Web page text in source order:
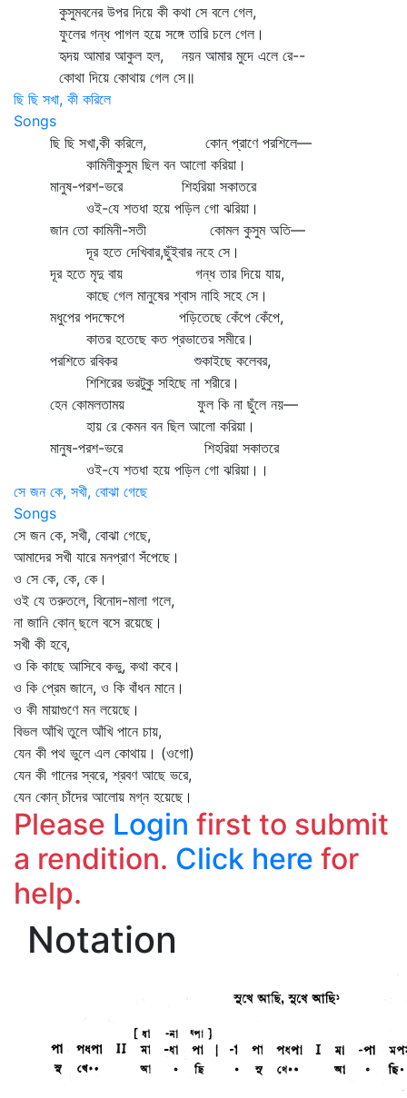
কুসুমবনের উপর দিয়ে কী কথা সে বলে গেল,
ফুলের গন্ধ পাগল হয়ে সঙ্গে তারি চলে গেল।
হৃদয় আমার আকুল হল, নয়ন আমার মুদে এলে রে--
কোথা দিয়ে কোথায় গেল সে॥
ছি ছি সখা, কী করিলে
Songs
ছি ছি সখা,কী করিলে, কোন্ প্রাণে পরশিলে—
কামিনীকুসুম ছিল বন আলো করিয়া।
মানুষ-পরশ-ভরে শিহরিয়া সকাতরে
ওই-যে শতধা হয়ে পড়িল গো ঝরিয়া।
জান তো কামিনী-সতী কোমল কুসুম অতি—
দূর হতে দেখিবার,ছুঁইবার নহে সে।
দূর হতে মৃদু বায় গন্ধ তার দিয়ে যায়,
কাছে গেল মানুষের শ্বাস নাহি সহে সে।
মধুপের পদক্ষেপে পড়িতেছে কেঁপে কেঁপে,
কাতর হতেছে কত প্রভাতের সমীরে।
পরশিতে রবিকর শুকাইছে কলেবর,
শিশিরের ভরটুকু সহিছে না শরীরে।
হেন কোমলতাময় ফুল কি না ছুঁলে নয়—
হায় রে কেমন বন ছিল আলো করিয়া।
মানুষ-পরশ-ভরে শিহরিয়া সকাতরে
ওই-যে শতধা হয়ে পড়িল গো ঝরিয়া।।
সে জন কে, সখী, বোঝা গেছে
Songs
সে জন কে, সখী, বোঝা গেছে,
আমাদের সখী যারে মনপ্রাণ সঁপেছে।
ও সে কে, কে, কে।
ওই যে তরুতলে, বিনোদ-মালা গলে,
না জানি কোন্‌ ছলে বসে রয়েছে।
সখী কী হবে,
ও কি কাছে আসিবে কভু, কথা কবে।
ও কি প্রেম জানে, ও কি বাঁধন মানে।
ও কী মায়াগুণে মন লয়েছে।
বিভল আঁখি তুলে আঁখি পানে চায়,
যেন কী পথ ভুলে এল কোথায়। (ওগো)
যেন কী গানের স্বরে, শ্রবণ আছে ভরে,
যেন কোন্‌ চাঁদের আলোয় মগ্ন হয়েছে।
Please Login first to submit
a rendition. Click here for
help.
Notation